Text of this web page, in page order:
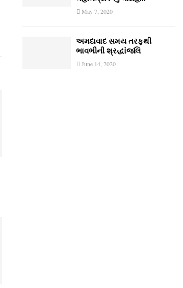
May 7, 2020
અમદાવાદ સમય તરફથી
ભાવભીની શ્રદ્ધાંજલિ
June 14, 2020